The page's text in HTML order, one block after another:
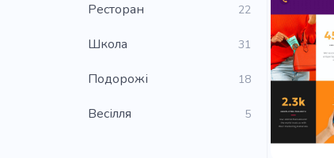
Ресторан 22
Школа 31
Подорожі 18
Весілля 5